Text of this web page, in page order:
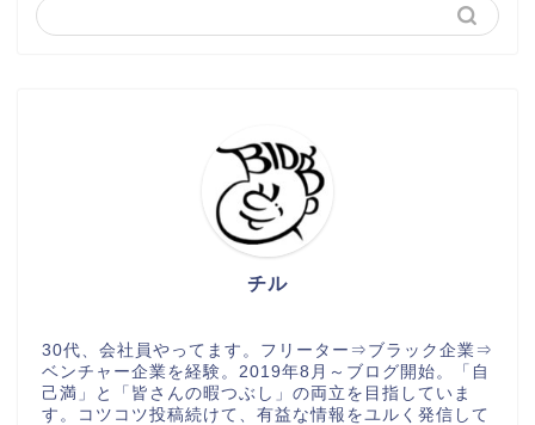
チル
30代、会社員やってます。フリーター⇒ブラック企業⇒
ベンチャー企業を経験。2019年8月～ブログ開始。「自
己満」と「皆さんの暇つぶし」の両立を目指していま
す。コツコツ投稿続けて、有益な情報をユルく発信して